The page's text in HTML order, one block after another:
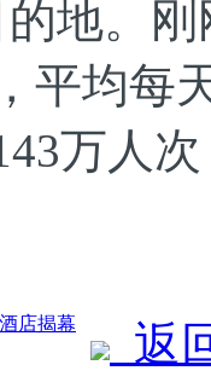
地。
平均每
万人
店揭幕
返